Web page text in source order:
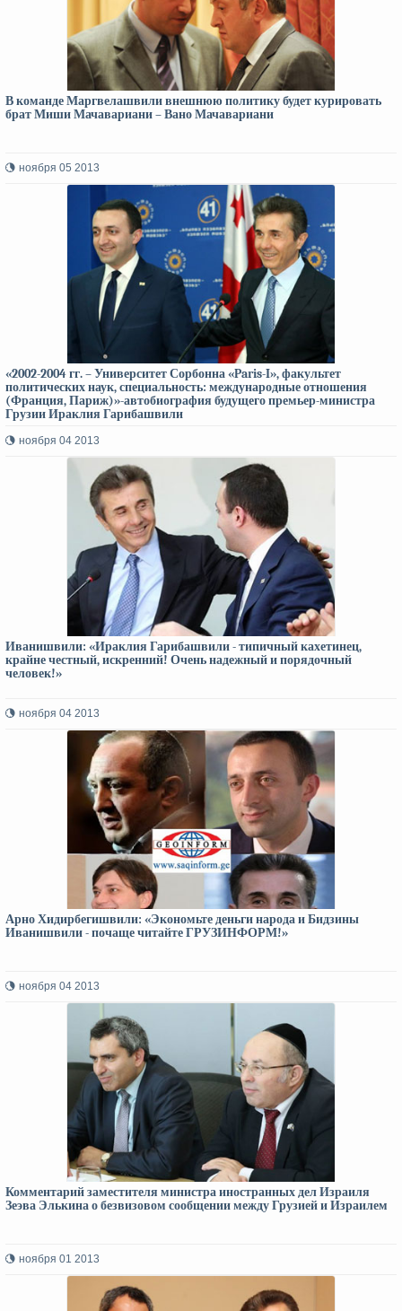
В команде Маргвелашвили внешнюю политику будет курировать
брат Миши Мачавариани – Вано Мачавариани
ноября 05 2013
«2002-2004 гг. – Университет Сорбонна «Paris-I», факультет
политических наук, специальность: международные отношения
(Франция, Париж)»-автобиография будущего премьер-министра
Грузии Ираклия Гарибашвили
ноября 04 2013
Иванишвили: «Ираклия Гарибашвили - типичный кахетинец,
крайне честный, искренний! Очень надежный и порядочный
человек!»
ноября 04 2013
Арно Хидирбегишвили: «Экономьте деньги народа и Бидзины
Иванишвили - почаще читайте ГРУЗИНФОРМ!»
ноября 04 2013
Комментарий заместителя министра иностранных дел Израиля
Зеэва Элькина о безвизовом сообщении между Грузией и Израилем
ноября 01 2013